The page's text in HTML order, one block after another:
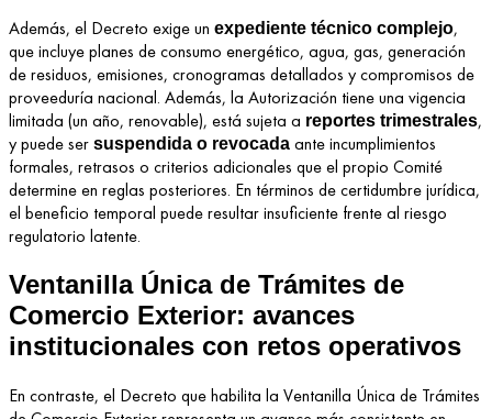
Además, el Decreto exige un expediente técnico complejo,
que incluye planes de consumo energético, agua, gas, generación
de residuos, emisiones, cronogramas detallados y compromisos de
proveeduría nacional. Además, la Autorización tiene una vigencia
limitada (un año, renovable), está sujeta a reportes trimestrales,
y puede ser suspendida o revocada ante incumplimientos
formales, retrasos o criterios adicionales que el propio Comité
determine en reglas posteriores. En términos de certidumbre jurídica,
el beneficio temporal puede resultar insuficiente frente al riesgo
regulatorio latente.
Ventanilla Única de Trámites de
Comercio Exterior: avances
institucionales con retos operativos
En contraste, el Decreto que habilita la Ventanilla Única de Trámites